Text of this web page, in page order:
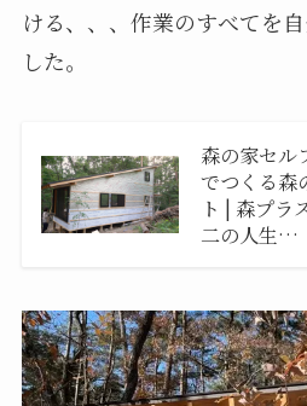
ける、、、作業のすべてを
した。
森の家セル
でつくる森
ト | 森プラ
二の人生…